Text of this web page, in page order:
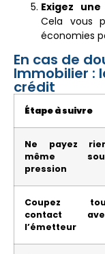
Exigez
Cela vous
économies
En cas de
Immobilier :
crédit
Étape à suivre
Ne payez
même
pression
Coupez
contact
l’émetteur